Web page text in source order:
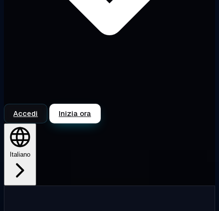
Accedi Inizia ora
Italiano